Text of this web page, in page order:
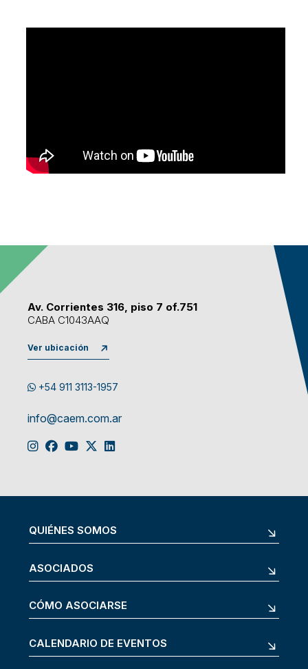
Av. Corrientes 316, piso 7 of.751
CABA C1043AAQ
Ver ubicación
+54 911 3113-1957
info@caem.com.ar
QUIÉNES SOMOS
ASOCIADOS
CÓMO ASOCIARSE
CALENDARIO DE EVENTOS